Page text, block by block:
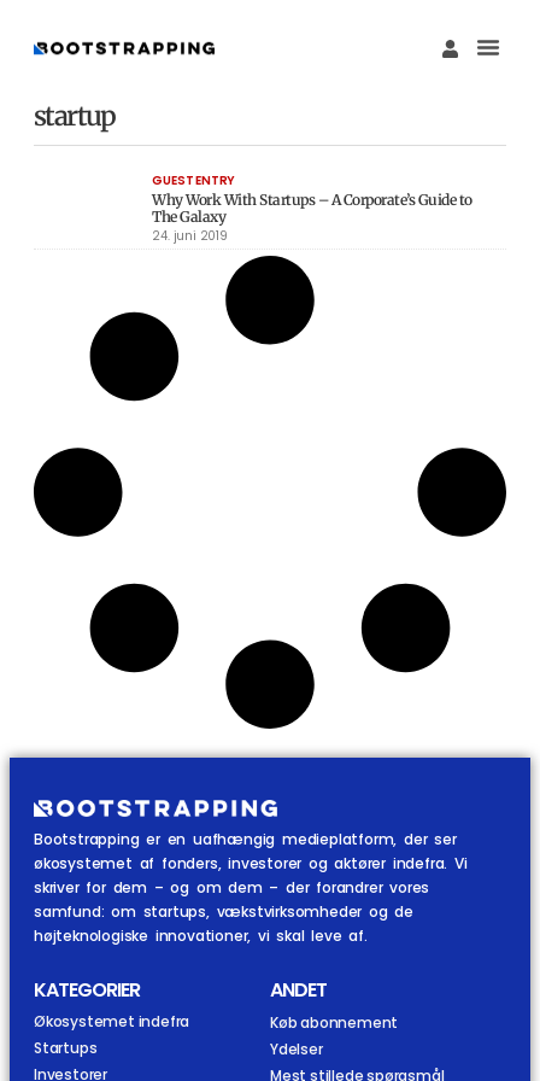
startup
GUEST ENTRY
Why Work With Startups – A Corporate’s Guide to
The Galaxy
24. juni 2019
Bootstrapping er en uafhængig medieplatform, der ser
økosystemet af fonders, investorer og aktører indefra. Vi
skriver for dem – og om dem – der forandrer vores
samfund: om startups, vækstvirksomheder og de
højteknologiske innovationer, vi skal leve af.
KATEGORIER
Økosystemet indefra
Startups
Investorer
ANDET
Køb abonnement
Ydelser
Mest stillede spørgsmål